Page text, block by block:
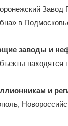
в
заводы и
и